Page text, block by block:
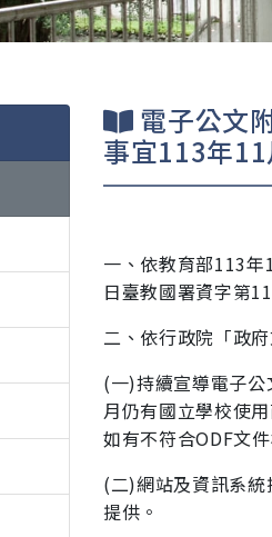
電子公文
事宜113年11
一、依教育部113
日臺教國署資字第
二、依行政院「政
(一)持續宣導電子
月仍有國立學校使
如有不符合ODF文
(二)網站及資訊系
提供。